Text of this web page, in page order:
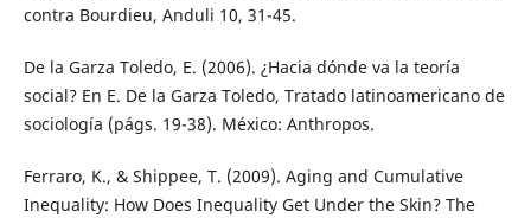
contra Bourdieu, Anduli 10, 31-45.
De la Garza Toledo, E. (2006). ¿Hacia dónde va la teoría
social? En E. De la Garza Toledo, Tratado latinoamericano de
sociología (págs. 19-38). México: Anthropos.
Ferraro, K., & Shippee, T. (2009). Aging and Cumulative
Inequality: How Does Inequality Get Under the Skin? The